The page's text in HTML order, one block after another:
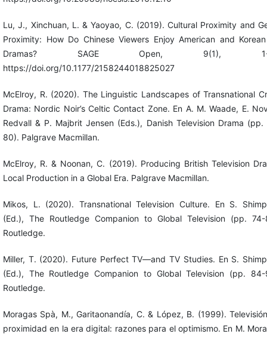
Lu, J., Xinchuan, L. & Yaoyao, C. (2019). Cultural Proximity and
Proximity: How Do Chinese Viewers Enjoy American and
Dramas? SAGE Open, 9(1), 1-
https://doi.org/10.1177/2158244018825027
McElroy, R. (2020). The Linguistic Landscapes of Transnational
Drama: Nordic Noir’s Celtic Contact Zone. En A. M. Waade, E.
Redvall & P. Majbrit Jensen (Eds.), Danish Television Drama
80). Palgrave Macmillan.
McElroy, R. & Noonan, C. (2019). Producing British Television
Local Production in a Global Era. Palgrave Macmillan.
Mikos, L. (2020). Transnational Television Culture. En S.
(Ed.), The Routledge Companion to Global Television (pp. 74-
Routledge.
Miller, T. (2020). Future Perfect TV—and TV Studies. En S.
(Ed.), The Routledge Companion to Global Television (pp. 84-
Routledge.
Moragas Spà, M., Garitaonandía, C. & López, B. (1999).
proximidad en la era digital: razones para el optimismo. En M.